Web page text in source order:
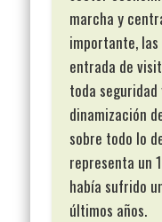
marcha y
importante,
entrada de
toda
dinamización
sobre todo lo
representa un
había sufrido
últimos años.